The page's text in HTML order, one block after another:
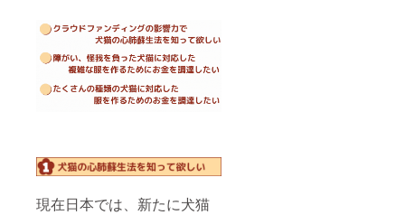
現在日本では、新たに犬猫